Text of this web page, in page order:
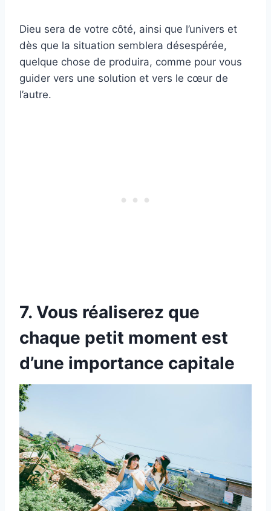
Dieu sera de votre côté, ainsi que l’univers et
dès que la situation semblera désespérée,
quelque chose de produira, comme pour vous
guider vers une solution et vers le cœur de
l’autre.
7. Vous réaliserez que
chaque petit moment est
d’une importance capitale